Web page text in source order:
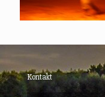
Kontakt